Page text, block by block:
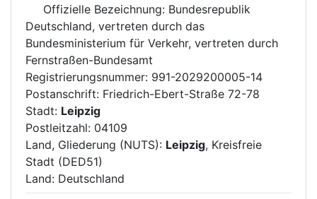
Offizielle Bezeichnung: Bundesrepublik
Deutschland, vertreten durch das
Bundesministerium für Verkehr, vertreten durch
Fernstraßen-Bundesamt
Registrierungsnummer: 991-2029200005-14
Postanschrift: Friedrich-Ebert-Straße 72-78
Stadt: Leipzig
Postleitzahl: 04109
Land, Gliederung (NUTS): Leipzig, Kreisfreie
Stadt (DED51)
Land: Deutschland